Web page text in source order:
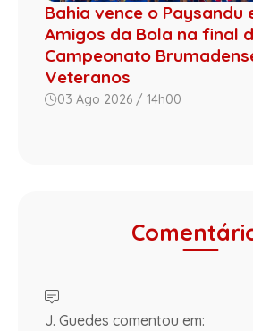
Bahia vence o Paysandu
Amigos da Bola na final
Campeonato
Veteranos
03 Ago 2026 / 14h00
J. Guedes comentou em: